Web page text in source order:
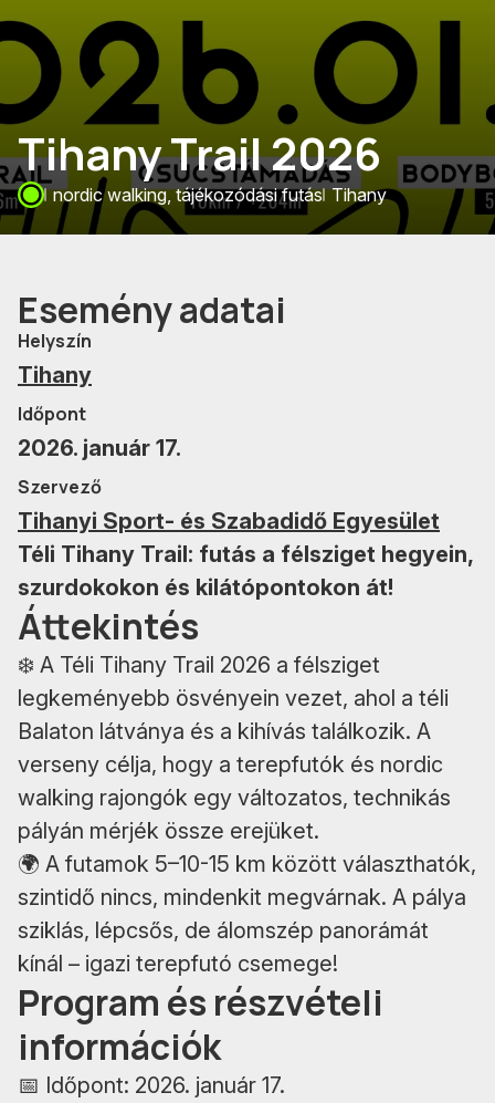
Tihany Trail 2026
nordic walking, tájékozódási futás Tihany
Esemény adatai
Helyszín
Tihany
Időpont
2026. január 17.
Szervező
Tihanyi Sport- és Szabadidő Egyesület
Téli Tihany Trail: futás a félsziget hegyein,
szurdokokon és kilátópontokon át!
Áttekintés
❄️ A Téli Tihany Trail 2026 a félsziget
legkeményebb ösvényein vezet, ahol a téli
Balaton látványa és a kihívás találkozik. A
verseny célja, hogy a terepfutók és nordic
walking rajongók egy változatos, technikás
pályán mérjék össze erejüket.
🌍 A futamok 5–10-15 km között választhatók,
szintidő nincs, mindenkit megvárnak. A pálya
sziklás, lépcsős, de álomszép panorámát
kínál – igazi terepfutó csemege!
Program és részvételi
információk
📅 Időpont: 2026. január 17.